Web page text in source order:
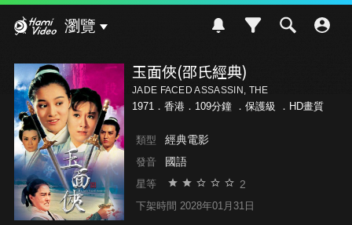
瀏覽
玉面俠(邵氏經典)
JADE FACED ASSASSIN, THE
1971．香港．109分鐘 ． 保護級 ．HD畫質
類型 經典電影
發音 國語
星等 2
下架時間 2028年01月31日